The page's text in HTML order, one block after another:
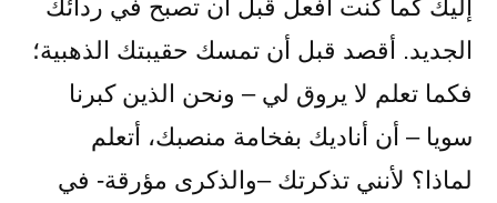
إليك كما كنت أفعل قبل أن تصبح في ردائك
الجديد. أقصد قبل أن تمسك حقيبتك الذهبية؛
فكما تعلم لا يروق لي – ونحن الذين كبرنا
سويا – أن أناديك بفخامة منصبك، أتعلم
لماذا؟ لأنني تذكرتك –والذكرى مؤرقة- في